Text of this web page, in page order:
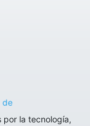
de
por la tecnología,